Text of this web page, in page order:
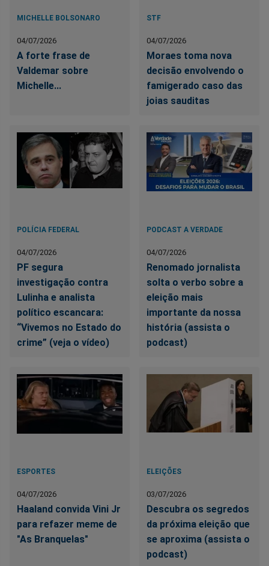
MICHELLE BOLSONARO
04/07/2026
A forte frase de
Valdemar sobre
Michelle...
STF
04/07/2026
Moraes toma nova
decisão envolvendo o
famigerado caso das
joias sauditas
POLÍCIA FEDERAL
04/07/2026
PF segura
investigação contra
Lulinha e analista
político escancara:
“Vivemos no Estado do
crime” (veja o vídeo)
PODCAST A VERDADE
04/07/2026
Renomado jornalista
solta o verbo sobre a
eleição mais
importante da nossa
história (assista o
podcast)
ESPORTES
04/07/2026
Haaland convida Vini Jr
para refazer meme de
"As Branquelas"
ELEIÇÕES
03/07/2026
Descubra os segredos
da próxima eleição que
se aproxima (assista o
podcast)